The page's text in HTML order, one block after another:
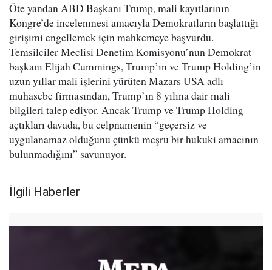
Öte yandan ABD Başkanı Trump, mali kayıtlarının
Kongre’de incelenmesi amacıyla Demokratların başlattığı
girişimi engellemek için mahkemeye başvurdu.
Temsilciler Meclisi Denetim Komisyonu’nun Demokrat
başkanı Elijah Cummings, Trump’ın ve Trump Holding’in
uzun yıllar mali işlerini yürüten Mazars USA adlı
muhasebe firmasından, Trump’ın 8 yılına dair mali
bilgileri talep ediyor. Ancak Trump ve Trump Holding
açtıkları davada, bu celpnamenin “geçersiz ve
uygulanamaz olduğunu çünkü meşru bir hukuki amacının
bulunmadığını” savunuyor.
İlgili Haberler